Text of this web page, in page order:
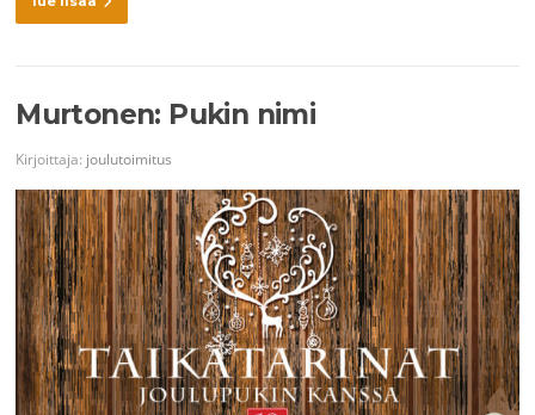
Murtonen: Pukin nimi
Kirjoittaja: joulutoimitus